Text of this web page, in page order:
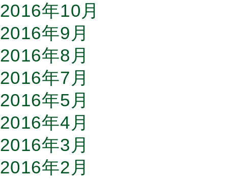
2016年10月
2016年9月
2016年8月
2016年7月
2016年5月
2016年4月
2016年3月
2016年2月